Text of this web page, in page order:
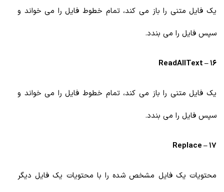
یک فایل متنی را باز می کند، تمام خطوط فایل را می خواند و
سپس فایل را می بندد.
16 – ReadAllText
یک فایل متنی را باز می کند، تمام خطوط فایل را می خواند و
سپس فایل را می بندد.
17 – Replace
محتویات یک فایل مشخص شده را با محتویات یک فایل دیگر